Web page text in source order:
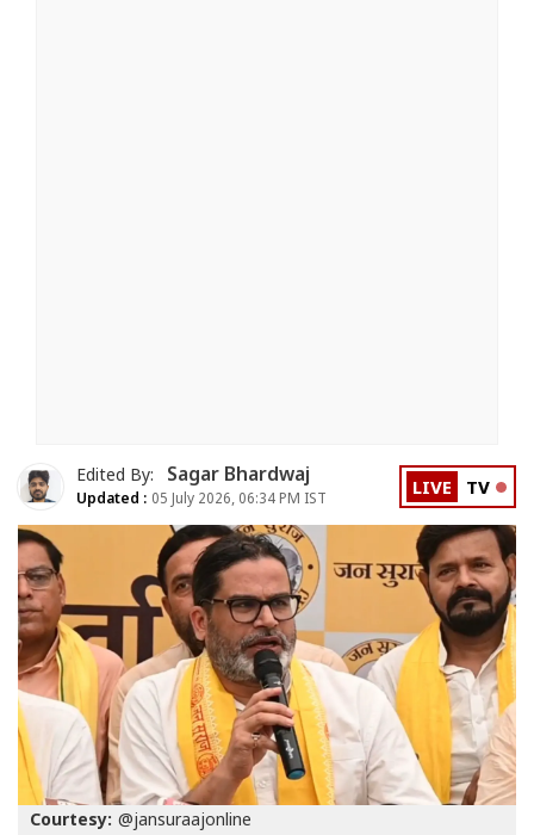
Edited By: Sagar Bhardwaj
Updated : 05 July 2026, 06:34 PM IST LIVE TV
Courtesy: @jansuraajonline